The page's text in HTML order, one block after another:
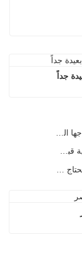
تعرف على متطلبات التأشيرة الصينية قبل حجز عام 2026